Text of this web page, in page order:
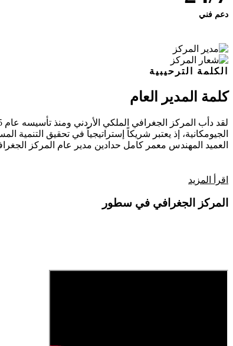
دعم فني
الكلمة الترحيبية
كلمة المدير العام
الجيومكانية، إذ يعتبر شريكاً إستراتيجياً في تحقيق التنمية
العميد المهندس معمر كامل حدادين مدير عام المركز
اقرأ المزيد
المركز الجغرافي في سطور